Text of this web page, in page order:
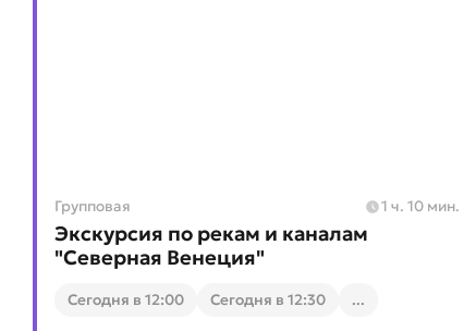
Групповая 1 ч. 10 мин.
Экскурсия по рекам и каналам
"Северная Венеция"
Cегодня в 12:00 Cегодня в 12:30 ...